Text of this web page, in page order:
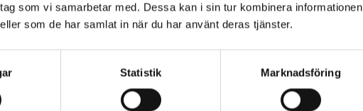
som vi samarbetar med. Dessa kan i sin tur kombinera informationen
som de har samlat in när du har använt deras tjänster.
Statistik Marknadsföring